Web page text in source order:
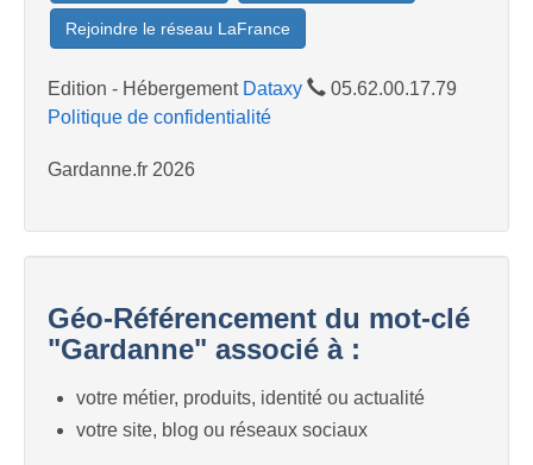
Rejoindre le réseau LaFrance
Edition - Hébergement Dataxy
05.62.00.17.79
Politique de confidentialité
Gardanne.fr 2026
Géo-Référencement du mot-clé
"Gardanne" associé à :
votre métier, produits, identité ou actualité
votre site, blog ou réseaux sociaux